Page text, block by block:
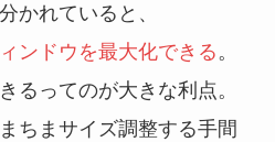
かれていると、
ンドウを最大化できる。
るってのが大きな利点。
ちまサイズ調整する手間